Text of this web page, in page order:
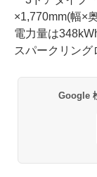
×1,770mm(幅×
電力量は
スパークリング
Google